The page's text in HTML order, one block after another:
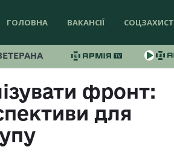
ГОЛОВНА ВАКАНСІЇ СОЦЗАХИСТ
фронт:
для